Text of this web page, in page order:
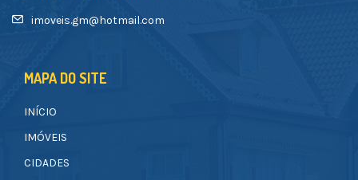
imoveis.gm@hotmail.com
MAPA DO SITE
INÍCIO
IMÓVEIS
CIDADES